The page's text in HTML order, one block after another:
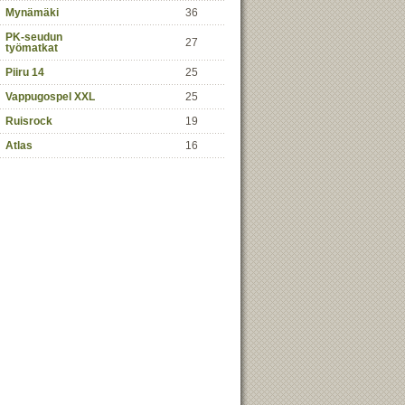
Mynämäki 36
PK-seudun
työmatkat
27
Piiru 14
25
Vappugospel XXL
25
Ruisrock
19
Atlas 16